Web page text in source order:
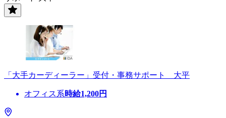
「大手カーディーラー」受付・事務サポート 大平
オフィス系時給1,200円